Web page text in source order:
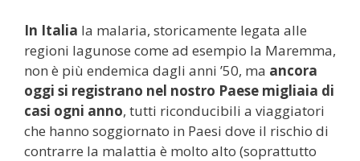
In Italia la malaria, storicamente legata alle
regioni lagunose come ad esempio la Maremma,
non è più endemica dagli anni ’50, ma ancora
oggi si registrano nel nostro Paese migliaia di
casi ogni anno, tutti riconducibili a viaggiatori
che hanno soggiornato in Paesi dove il rischio di
contrarre la malattia è molto alto (soprattutto